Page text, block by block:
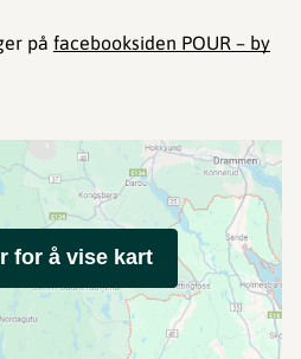
på facebooksiden POUR – by
for å vise kart